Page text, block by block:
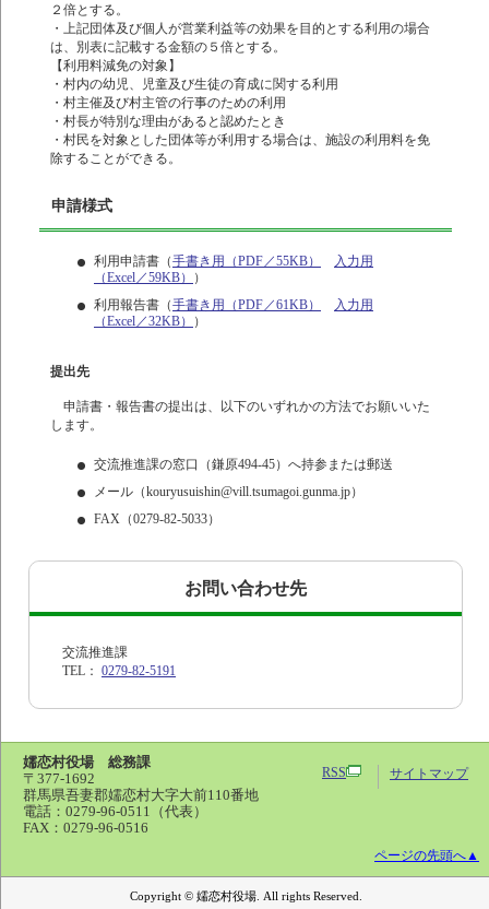
２倍とする。
・上記団体及び個人が営業利益等の効果を目的とする利用の場合
は、別表に記載する金額の５倍とする。
【利用料減免の対象】
・村内の幼児、児童及び生徒の育成に関する利用
・村主催及び村主管の行事のための利用
・村長が特別な理由があると認めたとき
・村民を対象とした団体等が利用する場合は、施設の利用料を免
除することができる。
申請様式
利用申請書（手書き用（PDF／55KB）
入力用
（Excel／59KB）
）
利用報告書（手書き用（PDF／61KB）
入力用
（Excel／32KB）
）
提出先
申請書・報告書の提出は、以下のいずれかの方法でお願いいた
します。
交流推進課の窓口（鎌原494-45）へ持参または郵送
メール（kouryusuishin@vill.tsumagoi.gunma.jp）
FAX（0279-82-5033）
お問い合わせ先
交流推進課
TEL： 0279-82-5191
嬬恋村役場 総務課
〒377-1692
群馬県吾妻郡嬬恋村大字大前110番地
電話： 0279-96-0511（代表）
FAX：0279-96-0516
RSS サイトマップ
ページの先頭へ▲
Copyright © 嬬恋村役場. All rights Reserved.